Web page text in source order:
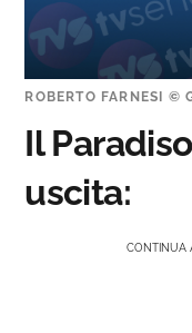
ROBERTO FARNESI ©
Il
uscita:
CONTINUA